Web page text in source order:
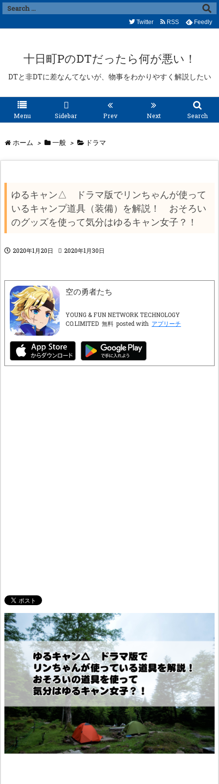
十日町PのDTだったら何が悪い！
DTと非DTに差なんてないが、物事をわかりやすく解説したい
Menu Sidebar Prev Next Search
Twitter RSS Feedly
ホーム > 一般 > ドラマ
ゆるキャン△ ドラマ版でリンちゃんが使って
いるキャンプ道具（装備）を解説！ おそろい
のグッズを使って気分はゆるキャン女子？！
2020年1月20日 2020年1月30日
空の勇者たち
YOUNG & FUN NETWORK TECHNOLOGY
CO.LIMITED 無料 posted with アプリーチ